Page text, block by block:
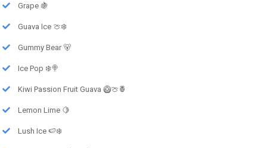
Grape 🍇
Guava Ice 🍈❄️
Gummy Bear 🐻
Ice Pop ❄️🍭
Kiwi Passion Fruit Guava 🥝🍈🍍
Lemon Lime 🍋
Lush Ice 🍉❄️